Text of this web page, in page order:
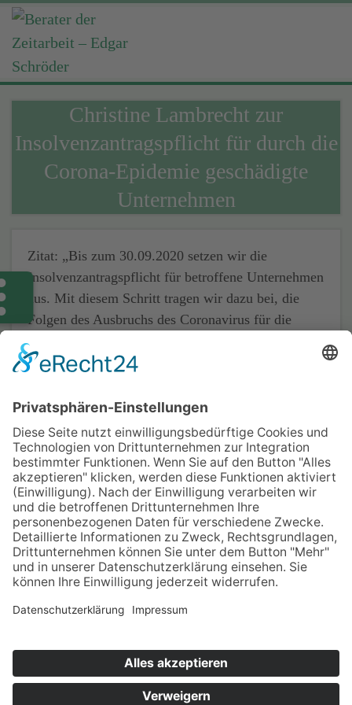
Christine Lambrecht zur
Insolvenzantragspflicht für durch die
Corona-Epidemie geschädigte
Unternehmen
Zitat: „Bis zum 30.09.2020 setzen wir die
Insolvenzantragspflicht für betroffene Unternehmen
aus. Mit diesem Schritt tragen wir dazu bei, die
Folgen des Ausbruchs des Coronavirus für die
Realwirtschaft abzufedern.“
für Verbraucherschutz
Home
Impressum
Datenschutz
Kontakt & Anfahrt
© 2025 Unternehmens­beratung für Personal­
dienstleister | Aktenprüfung & Revision,